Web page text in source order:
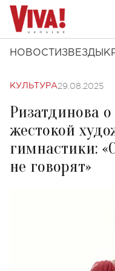
НОВОСТИ ЗВЕЗДЫ
КУЛЬТУРА29.08.2025
Ризатдинова
жестокой
гимнастики:
не говорят»